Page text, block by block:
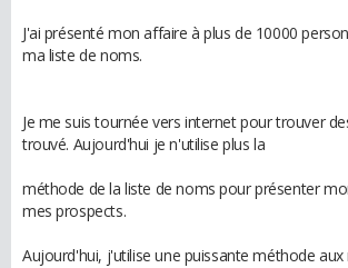
J'ai présenté mon affaire à plus de 10000
ma liste de noms.
Je me suis tournée vers internet pour trouver
trouvé. Aujourd'hui je n'utilise plus la
méthode de la liste de noms pour présenter
mes prospects.
Aujourd'hui, j'utilise une puissante méthode aux